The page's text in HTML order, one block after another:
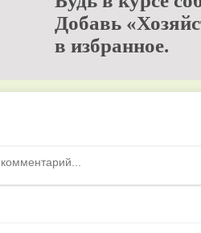
Добавь
в избранное.